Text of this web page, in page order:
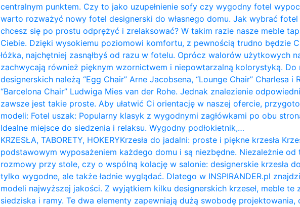
centralnym punktem. Czy to jako uzupełnienie sofy czy wygodny fotel
warto rozważyć nowy fotel designerski do własnego domu. Jak wybrać
chcesz się po prostu odprężyć i zrelaksować? W takim razie nasze meble
Ciebie. Dzięki wysokiemu poziomowi komfortu, z pewnością trudno będzie
łóżka, najchętniej zasnąłbyś od razu w fotelu. Oprócz walorów użytkowych
zachwycają również pięknym wzornictwem i niepowtarzalną kolorystyką. Do
designerskich należą “Egg Chair” Arne Jacobsena, “Lounge Chair” Charlesa i
“Barcelona Chair” Ludwiga Mies van der Rohe. Jednak znalezienie
zawsze jest takie proste. Aby ułatwić Ci orientację w naszej ofercie,
modeli: Fotel uszak: Popularny klasyk z wygodnymi zagłówkami po obu
Idealne miejsce do siedzenia i relaksu. Wygodny podłokietnik,…
KRZESŁA, TABORETY, HOKERYKrzesła do jadalni: proste i piękne krzesła
podstawowym wyposażeniem każdego domu i są niezbędne. Niezależnie
rozmowy przy stole, czy o wspólną kolację w salonie: designerskie krzesła
tylko wygodne, ale także ładnie wyglądać. Dlatego w INSPIRANDER.pl
modeli najwyższej jakości. Z wyjątkiem kilku designerskich krzeseł, meble te
siedziska i ramy. Te dwa elementy zapewniają dużą swobodę projektowania,